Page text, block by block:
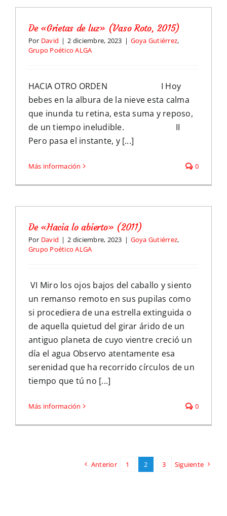
De «Grietas de luz» (Vaso Roto, 2015)
Por David | 2 diciembre, 2023 | Goya Gutiérrez,
Grupo Poético ALGA
HACIA OTRO ORDEN I Hoy
bebes en la albura de la nieve esta calma
que inunda tu retina, esta suma y reposo,
de un tiempo ineludible. II
Pero pasa el instante, y [...]
Más información 0
De «Hacia lo abierto» (2011)
Por David | 2 diciembre, 2023 | Goya Gutiérrez,
Grupo Poético ALGA
VI Miro los ojos bajos del caballo y siento
un remanso remoto en sus pupilas como
si procediera de una estrella extinguida o
de aquella quietud del girar árido de un
antiguo planeta de cuyo vientre creció un
día el agua Observo atentamente esa
serenidad que ha recorrido círculos de un
tiempo que tú no [...]
Más información 0
Anterior 1 2 3 Siguiente